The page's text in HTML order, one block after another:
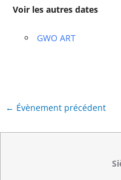
Voir les autres dates
GWO ART
← Évènement précédent